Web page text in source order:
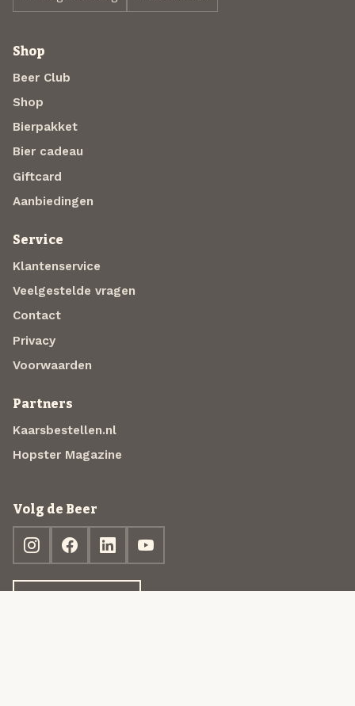
Shop
Beer Club
Shop
Bierpakket
Bier cadeau
Giftcard
Aanbiedingen
Service
Klantenservice
Veelgestelde vragen
Contact
Privacy
Voorwaarden
Partners
Kaarsbestellen.nl
Hopster Magazine
Volg de Beer